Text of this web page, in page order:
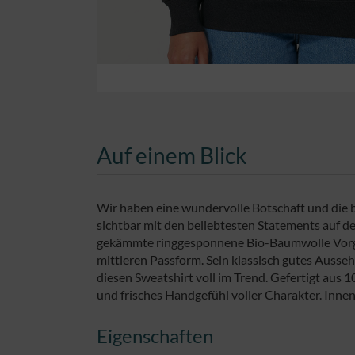
Auf einem Blick
Wir haben eine wundervolle Botschaft und die
sichtbar mit den beliebtesten Statements auf
gekämmte ringgesponnene Bio-Baumwolle
mittleren Passform. Sein klassisch gutes
diesen Sweatshirt voll im Trend. Gefertigt aus
und frisches Handgefühl voller Charakter.
Eigenschaften